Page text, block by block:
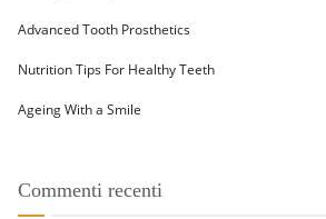
Advanced Tooth Prosthetics
Nutrition Tips For Healthy Teeth
Ageing With a Smile
Commenti recenti